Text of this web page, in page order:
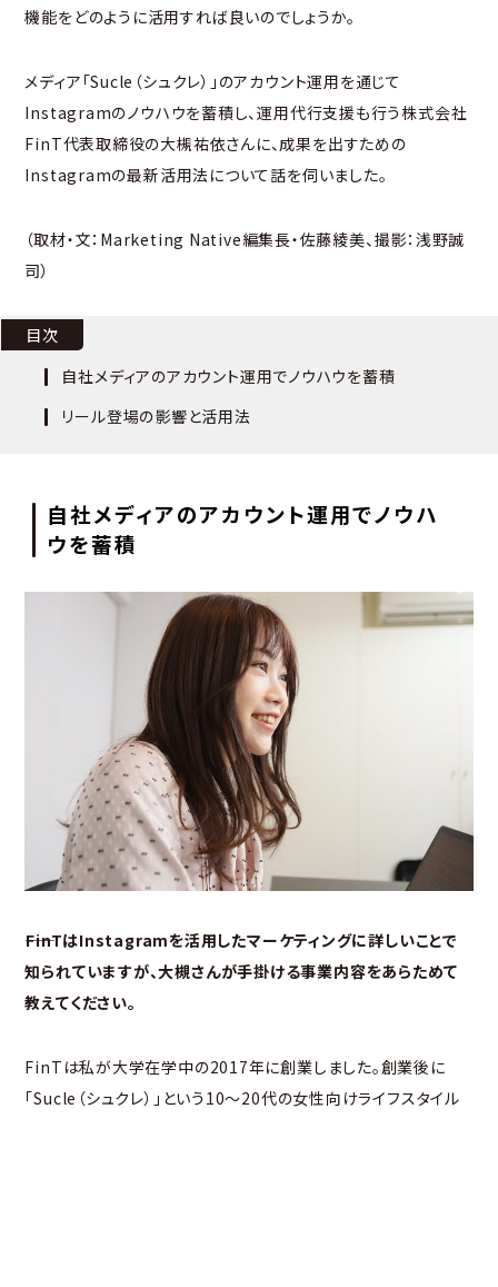
機能をどのように活用すれば良いのでしょうか。
メディア「Sucle（シュクレ）」のアカウント運用を通じて
Instagramのノウハウを蓄積し、運用代行支援も行う株式会社
FinT代表取締役の大槻祐依さんに、成果を出すための
Instagramの最新活用法について話を伺いました。
（取材・文：Marketing Native編集長・佐藤綾美、撮影：浅野誠
司）
目次
自社メディアのアカウント運用でノウハウを蓄積
リール登場の影響と活用法
自社メディアのアカウント運用でノウハ
ウを蓄積
――FinTはInstagramを活用したマーケティングに詳しいことで
知られていますが、大槻さんが手掛ける事業内容をあらためて
教えてください。
FinTは私が大学在学中の2017年に創業しました。創業後に
「Sucle（シュクレ）」という10～20代の女性向けライフスタイル